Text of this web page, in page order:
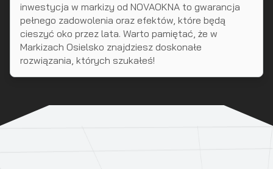
inwestycja w markizy od NOVAOKNA to gwarancja
pełnego zadowolenia oraz efektów, które będą
cieszyć oko przez lata. Warto pamiętać, że w
Markizach Osielsko znajdziesz doskonałe
rozwiązania, których szukałeś!